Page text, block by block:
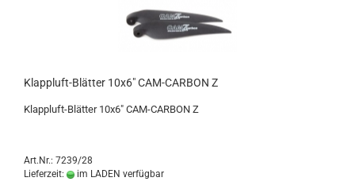
Klappluft-Blätter 10x6" CAM-CARBON Z
Klappluft-Blätter 10x6" CAM-CARBON Z
Art.Nr.: 7239/28
Lieferzeit:
im LADEN verfügbar